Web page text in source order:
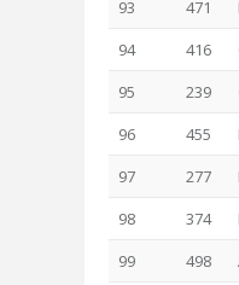
93
471
94
416
95
239
96
455
97
277
98
374
99
498